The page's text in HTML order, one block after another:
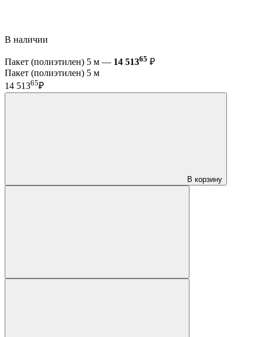
В наличии
Пакет (полиэтилен) 5 м — 14 51365 ₽
Пакет (полиэтилен) 5 м
14 51365₽
В корзину